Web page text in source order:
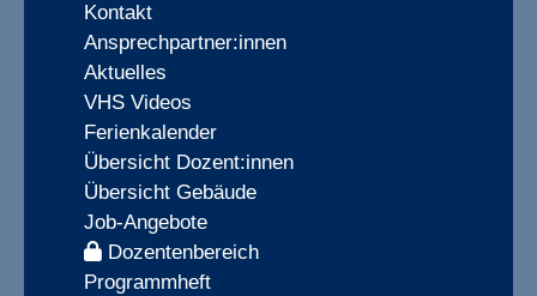
Kontakt
Ansprechpartner:innen
Aktuelles
VHS Videos
Ferienkalender
Übersicht Dozent:innen
Übersicht Gebäude
Job-Angebote
Dozentenbereich
Programmheft